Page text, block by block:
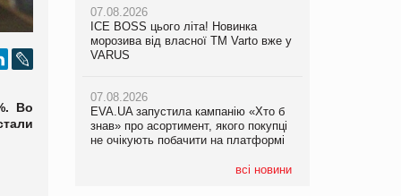
Во
07.08.2026
ICE BOSS цього літа! Новинка
морозива від власної ТМ Varto вже у
VARUS
07.08.2026
EVA.UA запустила кампанію «Хто б
знав» про асортимент, якого покупці
не очікують побачити на платформі
всі новини
07.08.2026
Франція заборонила рекламні дзвінки
07.08.2026
Франція заборонила рекламні дзвінки